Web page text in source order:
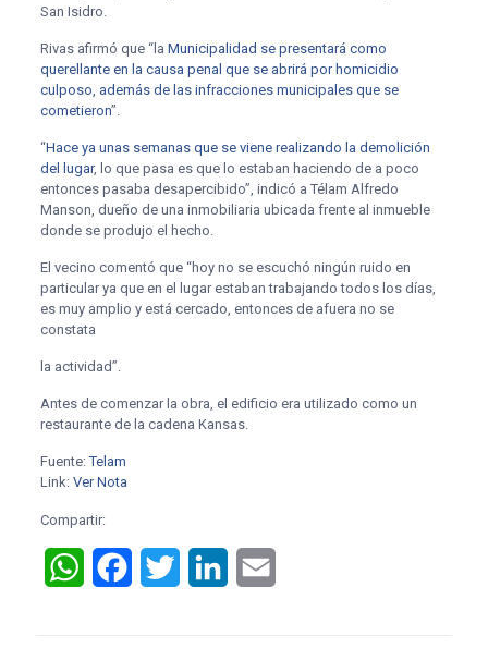
San Isidro.
Rivas afirmó que “la Municipalidad se presentará como
querellante en la causa penal que se abrirá por homicidio
culposo, además de las infracciones municipales que se
cometieron”.
“Hace ya unas semanas que se viene realizando la demolición
del lugar, lo que pasa es que lo estaban haciendo de a poco
entonces pasaba desapercibido”, indicó a Télam Alfredo
Manson, dueño de una inmobiliaria ubicada frente al inmueble
donde se produjo el hecho.
El vecino comentó que “hoy no se escuchó ningún ruido en
particular ya que en el lugar estaban trabajando todos los días,
es muy amplio y está cercado, entonces de afuera no se
constata
la actividad”.
Antes de comenzar la obra, el edificio era utilizado como un
restaurante de la cadena Kansas.
Fuente:Telam
Link: Ver Nota
Compartir:
WhatsAppFacebookTwitter LinkedIn